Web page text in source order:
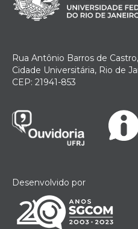
Rua Antônio Barros de Castro,
Cidade Universitária, Rio de
CEP: 21941-853
Desenvolvido por